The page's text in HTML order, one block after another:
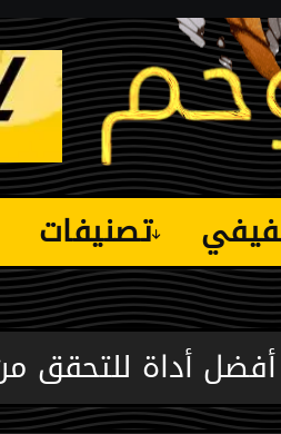
تصنيفات
أفضل أداة للتحقق